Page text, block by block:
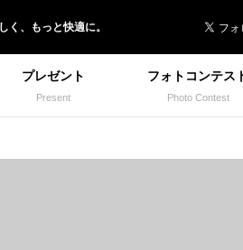
く、 もっと快適に。
プレゼント
Present
フォトコンテス
Photo Contest